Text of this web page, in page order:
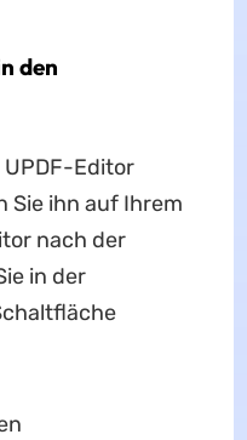
den
Editor
Sie ihn auf Ihrem
nach der
in der